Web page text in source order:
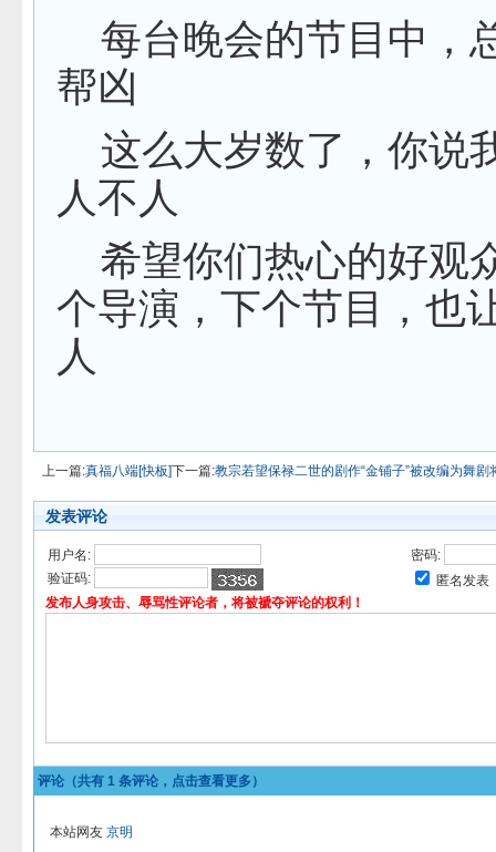
每台晚会的节目中，
帮凶
这么大岁数了，你说
人不人
希望你们热心的好观
个导演，下个节目，也
人
上一篇:真福八端[快板]下一篇:教宗若望保禄二世的剧作“金铺子”被改编为舞剧
发表评论
用户名:
密码:
验证码:
匿名发表
发布人身攻击、辱骂性评论者，将被褫夺评论的权利！
评论（共有 1 条评论，点击查看更多）
本站网友 京明